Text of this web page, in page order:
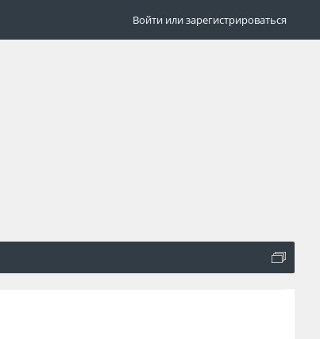
Войти или зарегистрироваться